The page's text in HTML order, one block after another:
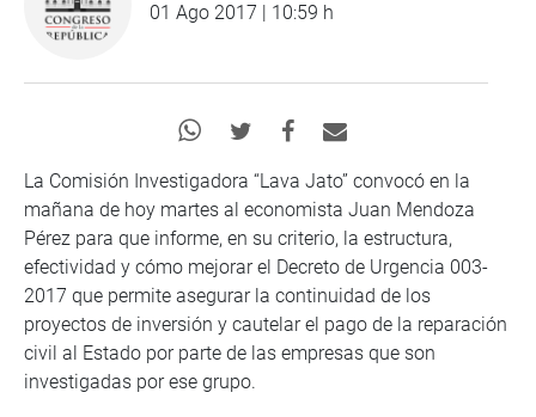
01 Ago 2017 | 10:59 h
La Comisión Investigadora “Lava Jato” convocó en la
mañana de hoy martes al economista Juan Mendoza
Pérez para que informe, en su criterio, la estructura,
efectividad y cómo mejorar el Decreto de Urgencia 003-
2017 que permite asegurar la continuidad de los
proyectos de inversión y cautelar el pago de la reparación
civil al Estado por parte de las empresas que son
investigadas por ese grupo.